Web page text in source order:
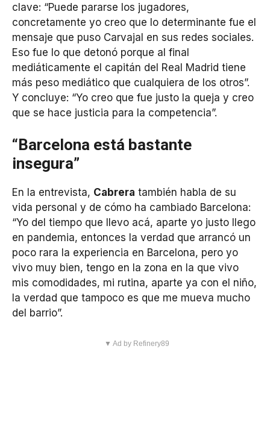
clave: “Puede pararse los jugadores,
concretamente yo creo que lo determinante fue el
mensaje que puso Carvajal en sus redes sociales.
Eso fue lo que detonó porque al final
mediáticamente el capitán del Real Madrid tiene
más peso mediático que cualquiera de los otros”.
Y concluye: “Yo creo que fue justo la queja y creo
que se hace justicia para la competencia”.
“Barcelona está bastante
insegura”
En la entrevista, Cabrera también habla de su
vida personal y de cómo ha cambiado Barcelona:
“Yo del tiempo que llevo acá, aparte yo justo llego
en pandemia, entonces la verdad que arrancó un
poco rara la experiencia en Barcelona, pero yo
vivo muy bien, tengo en la zona en la que vivo
mis comodidades, mi rutina, aparte ya con el niño,
la verdad que tampoco es que me mueva mucho
del barrio”.
▼ Ad by Refinery89